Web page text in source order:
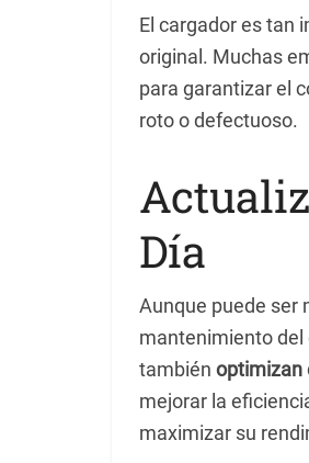
El cargador es tan
original. Muchas
para garantizar el
roto o defectuoso.
Día
Aunque puede ser
mantenimiento del
también optimizan
mejorar la
maximizar su